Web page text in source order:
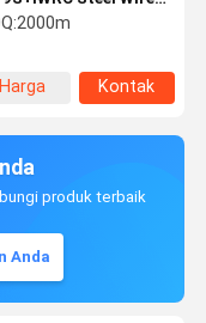
For Elevator
2000m
Harga
Kontak
produk terbaik
Anda